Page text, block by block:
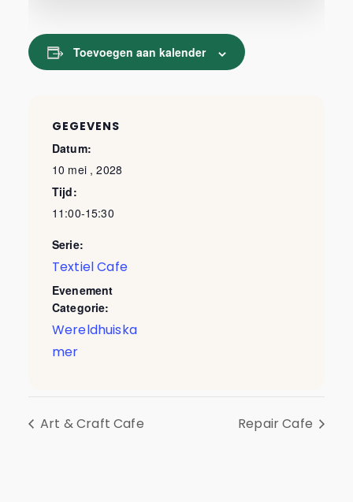
Toevoegen aan kalender
GEGEVENS
Datum:
10 mei , 2028
Tijd:
11:00-15:30
Serie:
Textiel Cafe
Evenement
Categorie:
Wereldhuiska
mer
Art & Craft Cafe Repair Cafe